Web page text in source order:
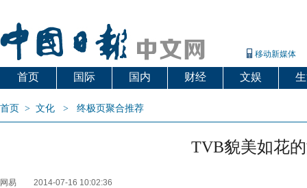
移动新媒体
首页 国际 国内 财经 文娱
首页 > 文化 > 终极页聚合推荐
TVB貌美如花
网易 2014-07-16 10:02:36